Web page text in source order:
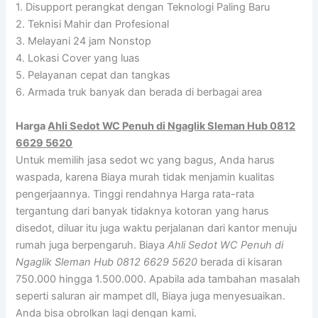
1. Disupport perangkat dengan Teknologi Paling Baru
2. Teknisi Mahir dan Profesional
3. Melayani 24 jam Nonstop
4. Lokasi Cover yang luas
5. Pelayanan cepat dan tangkas
6. Armada truk banyak dan berada di berbagai area
HargaAhli Sedot WC Penuh di Ngaglik Sleman Hub 0812
6629 5620
Untuk memilih jasa sedot wc yang bagus, Anda harus
waspada, karena Biaya murah tidak menjamin kualitas
pengerjaannya. Tinggi rendahnya Harga rata-rata
tergantung dari banyak tidaknya kotoran yang harus
disedot, diluar itu juga waktu perjalanan dari kantor menuju
rumah juga berpengaruh. BiayaAhli Sedot WC Penuh di
Ngaglik Sleman Hub 0812 6629 5620 berada di kisaran
750.000 hingga 1.500.000. Apabila ada tambahan masalah
seperti saluran air mampet dll, Biaya juga menyesuaikan.
Anda bisa obrolkan lagi dengan kami.